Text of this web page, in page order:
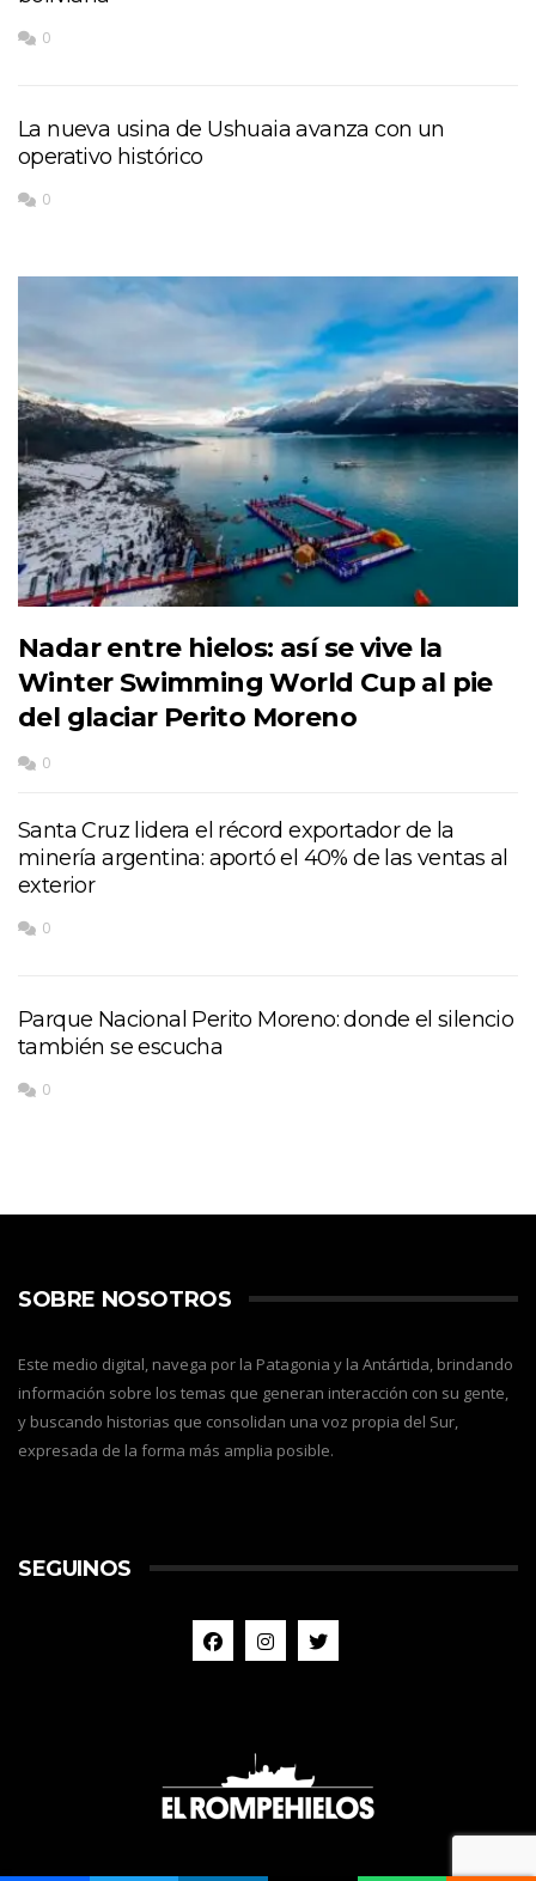
0
La nueva usina de Ushuaia avanza con un
operativo histórico
0
Nadar entre hielos: así se vive la
Winter Swimming World Cup al pie
del glaciar Perito Moreno
0
Santa Cruz lidera el récord exportador de la
minería argentina: aportó el 40% de las ventas al
exterior
0
Parque Nacional Perito Moreno: donde el silencio
también se escucha
0
SOBRE NOSOTROS
Este medio digital, navega por la Patagonia y la Antártida, brindando
información sobre los temas que generan interacción con su gente,
y buscando historias que consolidan una voz propia del Sur,
expresada de la forma más amplia posible.
SEGUINOS